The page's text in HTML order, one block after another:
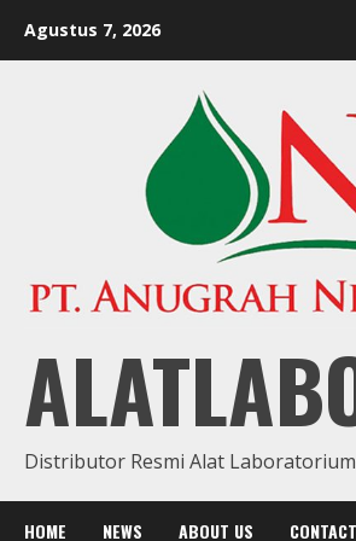
Agustus 7, 2026
Distributor Resmi Alat
HOME NEWS ABOUT US